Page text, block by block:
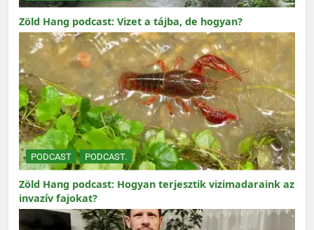
Zöld Hang podcast: Vizet a tájba, de hogyan?
PODCAST PODCAST.
Zöld Hang podcast: Hogyan terjesztik vizimadaraink az
invazív fajokat?